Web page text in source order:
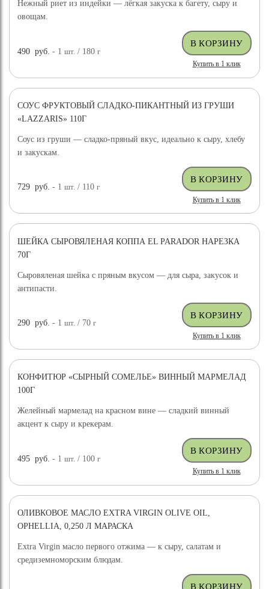
Нежный риет из индейки — лёгкая закуска к багету, сыру и
овощам.
490 руб. - 1шт. / 180г
Купить в 1 клик
СОУС ФРУКТОВЫЙ СЛАДКО-ПИКАНТНЫЙ ИЗ ГРУШИ
«LAZZARIS» 110Г
Соус из груши — сладко-пряный вкус, идеально к сыру, хлебу
и закускам.
729 руб. - 1шт. / 110г
Купить в 1 клик
ШЕЙКА СЫРОВЯЛЕНАЯ КОППА EL PARADOR НАРЕЗКА
70Г
Сыровяленая шейка с пряным вкусом — для сыра, закусок и
антипасти.
290 руб. - 1шт. / 70г
Купить в 1 клик
КОНФИТЮР «СЫРНЫЙ СОМЕЛЬЕ» ВИННЫЙ МАРМЕЛАД
100Г
Желейный мармелад на красном вине — сладкий винный
акцент к сыру и крекерам.
495 руб. - 1шт. / 100г
Купить в 1 клик
ОЛИВКОВОЕ МАСЛО EXTRA VIRGIN OLIVE OIL,
OPHELLIA, 0,250 Л МАРАСКА
Extra Virgin масло первого отжима — к сыру, салатам и
средиземноморским блюдам.